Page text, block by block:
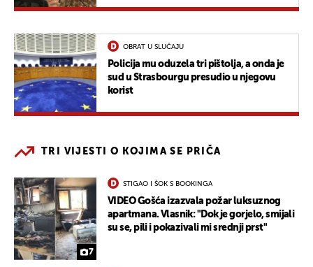
OBRAT U SLUČAJU
Policija mu oduzela tri pištolja, a onda je
sud u Strasbourgu presudio u njegovu
korist
TRI VIJESTI O KOJIMA SE PRIČA
7
STIGAO I ŠOK S BOOKINGA
VIDEO Gošća izazvala požar luksuznog
apartmana. Vlasnik: "Dok je gorjelo, smijali
su se, pili i pokazivali mi srednji prst"